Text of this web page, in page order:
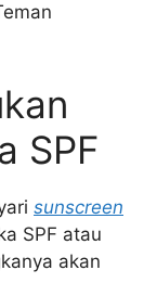
SPF
sunscreen
SPF atau
akan